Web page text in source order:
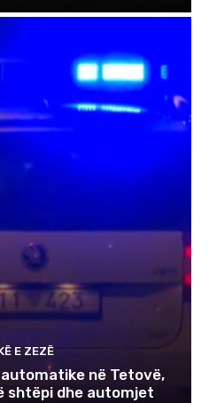
E ZEZË
në Tetovë,
shtëpi dhe automjet